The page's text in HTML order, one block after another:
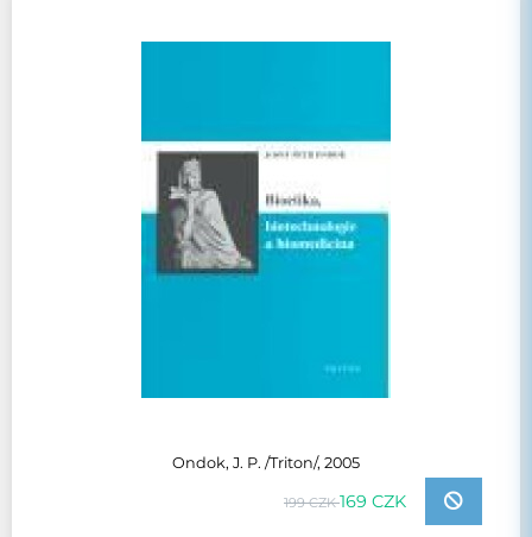
Ondok, J. P. /Triton/, 2005
199 CZK169 CZK